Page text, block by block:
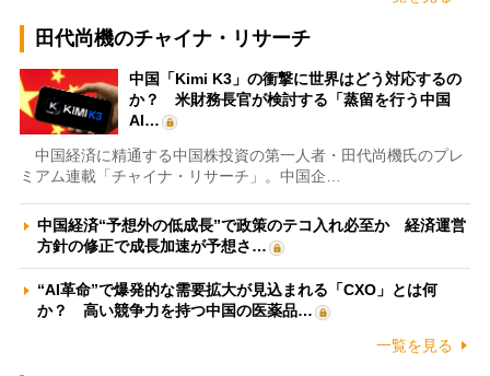
田代尚機のチャイナ・リサーチ
中国「Kimi K3」の衝撃に世界はどう対応するの
か？ 米財務長官が検討する「蒸留を行う中国
AI…
中国経済に精通する中国株投資の第一人者・田代尚機氏のプレ
ミアム連載「チャイナ・リサーチ」。中国企…
中国経済“予想外の低成長”で政策のテコ入れ必至か 経済運営
方針の修正で成長加速が予想さ…
“AI革命”で爆発的な需要拡大が見込まれる「CXO」とは何
か？ 高い競争力を持つ中国の医薬品…
一覧を見る